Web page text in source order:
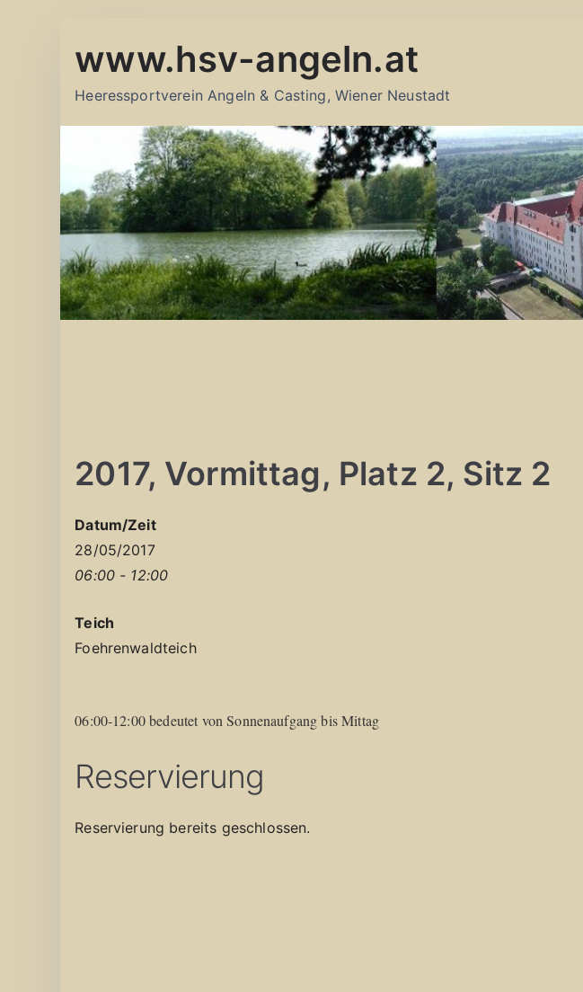
Inhalt
www.hsv-angeln.at
Heeressportverein Angeln & Casting, Wiener Neustadt
2017, Vormittag, Platz 2, Sitz 2
Datum/Zeit
28/05/2017
06:00 - 12:00
Teich
Foehrenwaldteich
06:00-12:00 bedeutet von Sonnenaufgang bis Mittag
Reservierung
Reservierung bereits geschlossen.